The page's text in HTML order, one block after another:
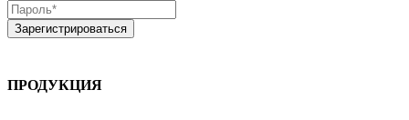
ПРОДУКЦИЯ